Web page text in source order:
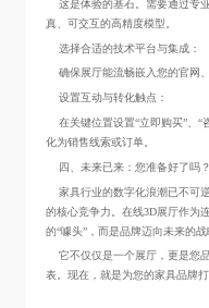
这是体验的基石。需要通过专
真、可交互的高精度模型。
选择合适的技术平台与集成：
确保展厅能流畅嵌入您的官网
设置互动与转化触点：
在关键位置设置“立即购买”、“
化为销售线索或订单。
四、未来已来：您准备好了吗？
家具行业的数字化浪潮已不可
的核心竞争力。在线3D展厅作为
的“噱头”，而是品牌迈向未来的战
它不仅仅是一个展厅，更是您
表。现在，就是为您的家具品牌